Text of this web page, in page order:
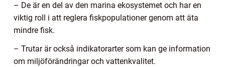
– De är en del av den marina ekosystemet och har en
viktig roll i att reglera fiskpopulationer genom att äta
mindre fisk.
– Trutar är också indikatorarter som kan ge information
om miljöförändringar och vattenkvalitet.